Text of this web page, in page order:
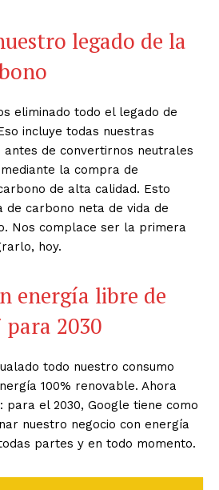
legado de la
eliminado todo el legado de
incluye todas nuestras
antes de convertirnos neutrales
la compra de
de alta calidad. Esto
de carbono neta de vida de
Nos complace ser la primera
hoy.
energía libre de
2030
todo nuestro consumo
100% renovable. Ahora
para el 2030, Google tiene como
nuestro negocio con energía
partes y en todo momento.